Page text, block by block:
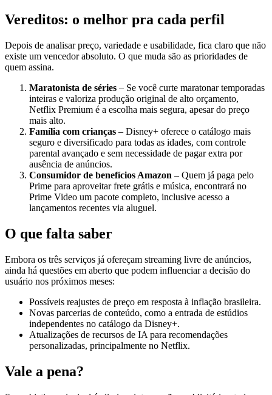
Vereditos: o melhor pra cada perfil
Depois de analisar preço, variedade e usabilidade, fica claro que não
existe um vencedor absoluto. O que muda são as prioridades de
quem assina.
Maratonista de séries – Se você curte maratonar temporadas
inteiras e valoriza produção original de alto orçamento,
Netflix Premium é a escolha mais segura, apesar do preço
mais alto.
Família com crianças – Disney+ oferece o catálogo mais
seguro e diversificado para todas as idades, com controle
parental avançado e sem necessidade de pagar extra por
ausência de anúncios.
Consumidor de benefícios Amazon – Quem já paga pelo
Prime para aproveitar frete grátis e música, encontrará no
Prime Video um pacote completo, inclusive acesso a
lançamentos recentes via aluguel.
O que falta saber
Embora os três serviços já ofereçam streaming livre de anúncios,
ainda há questões em aberto que podem influenciar a decisão do
usuário nos próximos meses:
Possíveis reajustes de preço em resposta à inflação brasileira.
Novas parcerias de conteúdo, como a entrada de estúdios
independentes no catálogo da Disney+.
Atualizações de recursos de IA para recomendações
personalizadas, principalmente no Netflix.
Vale a pena?